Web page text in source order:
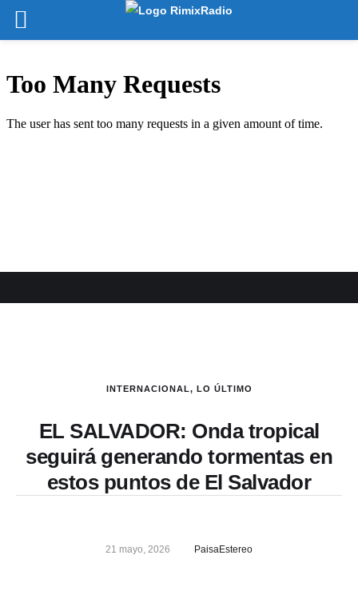
INTERNACIONAL, LO ÚLTIMO
EL SALVADOR: Onda tropical
seguirá generando tormentas en
estos puntos de El Salvador
21 mayo, 2026 PaisaEstereo